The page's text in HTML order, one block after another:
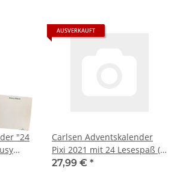
"24
AUSVERKAUFT
Carlsen Adventskalender
Pixi 2021 mit 24 Lesespaß (1
Stück)
27,99 € *